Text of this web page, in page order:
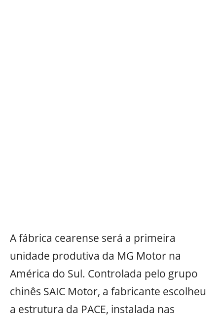
A fábrica cearense será a primeira
unidade produtiva da MG Motor na
América do Sul. Controlada pelo grupo
chinês SAIC Motor, a fabricante escolheu
a estrutura da PACE, instalada nas